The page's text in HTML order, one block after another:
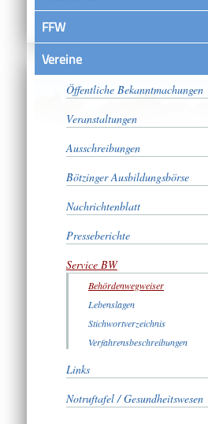
FFW
VereineSatzungen
Öffentliche Bekanntmachungen
Veranstaltungen
Ausschreibungen
Bötzinger Ausbildungsbörse
Nachrichtenblatt
Presseberichte
Service BW
Behördenwegweiser
Lebenslagen
Stichwortverzeichnis
Verfahrensbeschreibungen
Links
Notruftafel / Gesundheitswesen